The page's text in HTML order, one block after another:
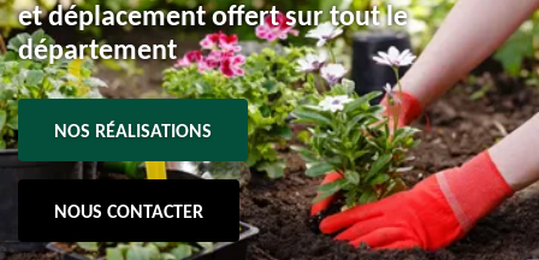
et déplacement offert sur tout le
département
NOS RÉALISATIONS
NOUS CONTACTER